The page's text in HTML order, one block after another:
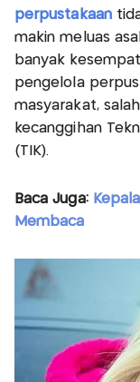
perpustakaan
makin meluas
banyak
pengelola
masyarakat,
kecanggihan
(TIK).
Baca Juga:
Membaca